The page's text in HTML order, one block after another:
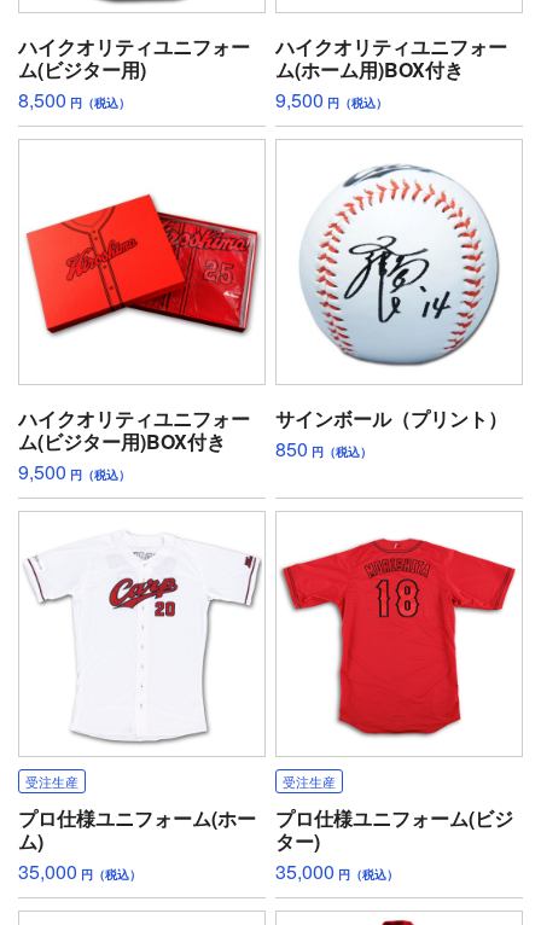
ハイクオリティユニフォー
ム(ビジター用)
8,500 円（税込）
ハイクオリティユニフォー
ム(ホーム用)BOX付き
9,500 円（税込）
ハイクオリティユニフォー
ム(ビジター用)BOX付き
9,500 円（税込）
サインボール（プリント）
850 円（税込）
受注生産
プロ仕様ユニフォーム(ホー
ム)
35,000 円（税込）
受注生産
プロ仕様ユニフォーム(ビジ
ター)
35,000 円（税込）